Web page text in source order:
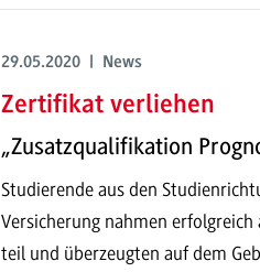
29.05.2020 | News
Zertifikat verliehen
„Zusatzqualifikation
Studierende aus den
Versicherung nahmen
teil und überzeugten auf dem